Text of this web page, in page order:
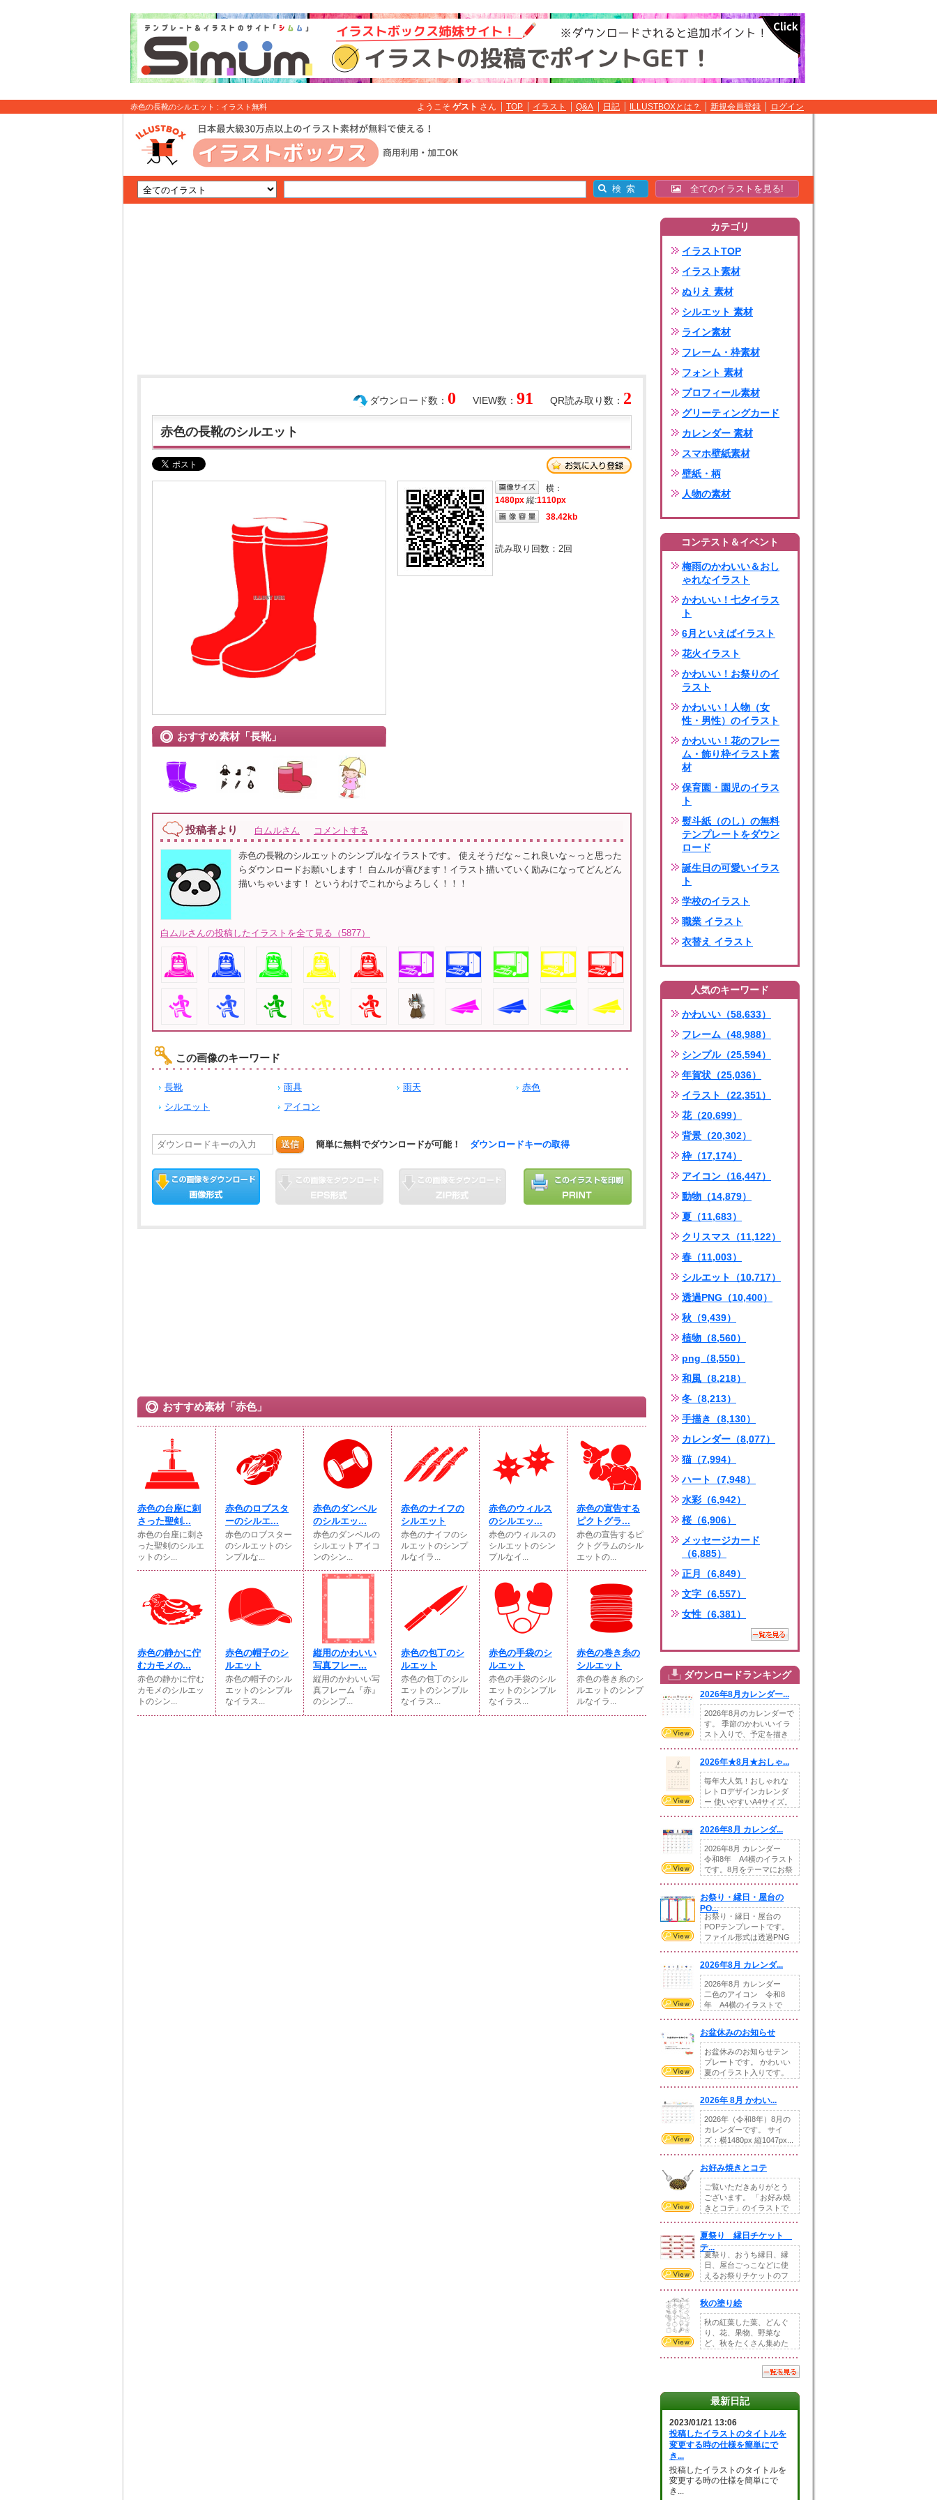
赤色の長靴のシルエット : イラスト無料 ようこそ ゲスト さん TOP イラスト Q&A 日記 ILLUSTBOXとは？ 新規会員登録 ログイン
全てのイラストを見る!
QR読み取り数： 2
VIEW数： 91
ダウンロード数： 0
赤色の長靴のシルエット
おすすめ素材「長靴」
横：
1480px 縦:1110px
38.42kb
読み取り回数： 2回
投稿者より 白ムルさん コメントする
赤色の長靴のシルエットのシンプルなイラストです。 使えそうだな～これ良いな～っと思った
らダウンロードお願いします！ 白ムルが喜びます！イラスト描いていく励みになってどんどん
描いちゃいます！ というわけでこれからよろしく！！！
白ムルさんの投稿したイラストを全て見る（5877）
この画像のキーワード
長靴 雨具 雨天
赤色
シルエット
アイコン
送信 簡単に無料でダウンロードが可能！ ダウンロードキーの取得
おすすめ素材「赤色」
赤色の台座に刺
さった聖剣...
赤色の台座に刺さ
った聖剣のシルエ
ットのシ...
赤色のロブスタ
ーのシルエ...
赤色のロブスター
のシルエットのシ
ンプルな...
赤色のダンベル
のシルエッ...
赤色のダンベルの
シルエットアイコ
ンのシン...
赤色のナイフの
シルエット
赤色のナイフのシ
ルエットのシンプ
ルなイラ...
赤色のウィルス
のシルエッ...
赤色のウィルスの
シルエットのシン
プルなイ...
赤色の宣告する
ピクトグラ...
赤色の宣告するピ
クトグラムのシル
エットの...
赤色の静かに佇
むカモメの...
赤色の静かに佇む
カモメのシルエッ
トのシン...
赤色の帽子のシ
ルエット
赤色の帽子のシル
エットのシンプル
なイラス...
縦用のかわいい
写真フレー...
縦用のかわいい写
真フレーム『赤』
のシンプ...
赤色の包丁のシ
ルエット
赤色の包丁のシル
エットのシンプル
なイラス...
赤色の手袋のシ
ルエット
赤色の手袋のシル
エットのシンプル
なイラス...
赤色の巻き糸の
シルエット
赤色の巻き糸のシ
ルエットのシンプ
ルなイラ...
カテゴリ
イラストTOP
イラスト素材
ぬりえ 素材
シルエット 素材
ライン素材
フレーム・枠素材
フォント 素材
プロフィール素材
グリーティングカード
カレンダー 素材
スマホ壁紙素材
壁紙・柄
人物の素材
コンテスト＆イベント
梅雨のかわいい＆おし
ゃれなイラスト
かわいい！七夕イラス
ト
6月といえばイラスト
花火イラスト
かわいい！お祭りのイ
ラスト
かわいい！人物（女
性・男性）のイラスト
かわいい！花のフレー
ム・飾り枠イラスト素
材
保育園・園児のイラス
ト
熨斗紙（のし）の無料
テンプレートをダウン
ロード
誕生日の可愛いイラス
ト
学校のイラスト
職業 イラスト
衣替え イラスト
人気のキーワード
かわいい（58,633）
フレーム（48,988）
シンプル（25,594）
年賀状（25,036）
イラスト（22,351）
花（20,699）
背景（20,302）
枠（17,174）
アイコン（16,447）
動物（14,879）
夏（11,683）
クリスマス（11,122）
春（11,003）
シルエット（10,717）
透過PNG（10,400）
秋（9,439）
植物（8,560）
png（8,550）
和風（8,218）
冬（8,213）
手描き（8,130）
カレンダー（8,077）
猫（7,994）
ハート（7,948）
水彩（6,942）
桜（6,906）
メッセージカード
（6,885）
正月（6,849）
文字（6,557）
女性（6,381）
ダウンロードランキング
2026年8月カレンダー...
2026年8月のカレンダーで
す。 季節のかわいいイラ
スト入りで、予定を描き
2026年★8月★おしゃ...
毎年大人気！おしゃれな
レトロデザインカレンダ
ー 使いやすいA4サイズ。
2026年8月 カレンダ...
2026年8月 カレンダー
令和8年 A4横のイラスト
です。8月をテーマにお祭
お祭り・縁日・屋台の
PO...
お祭り・縁日・屋台の
POPテンプレートです。
ファイル形式は透過PNG
2026年8月 カレンダ...
2026年8月 カレンダー
二色のアイコン 令和8
年 A4横のイラストで
お盆休みのお知らせ
お盆休みのお知らせテン
プレートです。 かわいい
夏のイラスト入りです。
2026年 8月 かわい...
2026年（令和8年）8月の
カレンダーです。 サイ
ズ：横1480px 縦1047px...
お好み焼きとコテ
ご覧いただきありがとう
ございます。 「お好み焼
きとコテ」のイラストで
夏祭り 縁日チケット
テ...
夏祭り、おうち縁日、縁
日、屋台ごっこなどに使
えるお祭りチケットのフ
秋の塗り絵
秋の紅葉した葉、どんぐ
り、花、果物、野菜な
ど、秋をたくさん集めた
最新日記
2023/01/21 13:06
投稿したイラストのタイトルを
変更する時の仕様を簡単にで
き...
投稿したイラストのタイトルを
変更する時の仕様を簡単にで
き...